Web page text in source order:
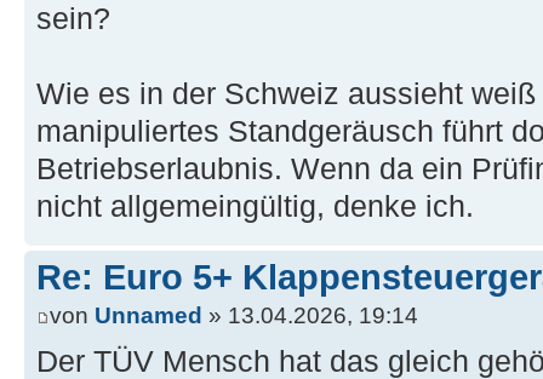
sein?
Wie es in der Schweiz aussieht
manipuliertes Standgeräusch führt
Betriebserlaubnis. Wenn da ein
nicht allgemeingültig, denke ich.
Re: Euro 5+
von Unnamed » 13.04.2026, 19:14
Der TÜV Mensch hat das gleich